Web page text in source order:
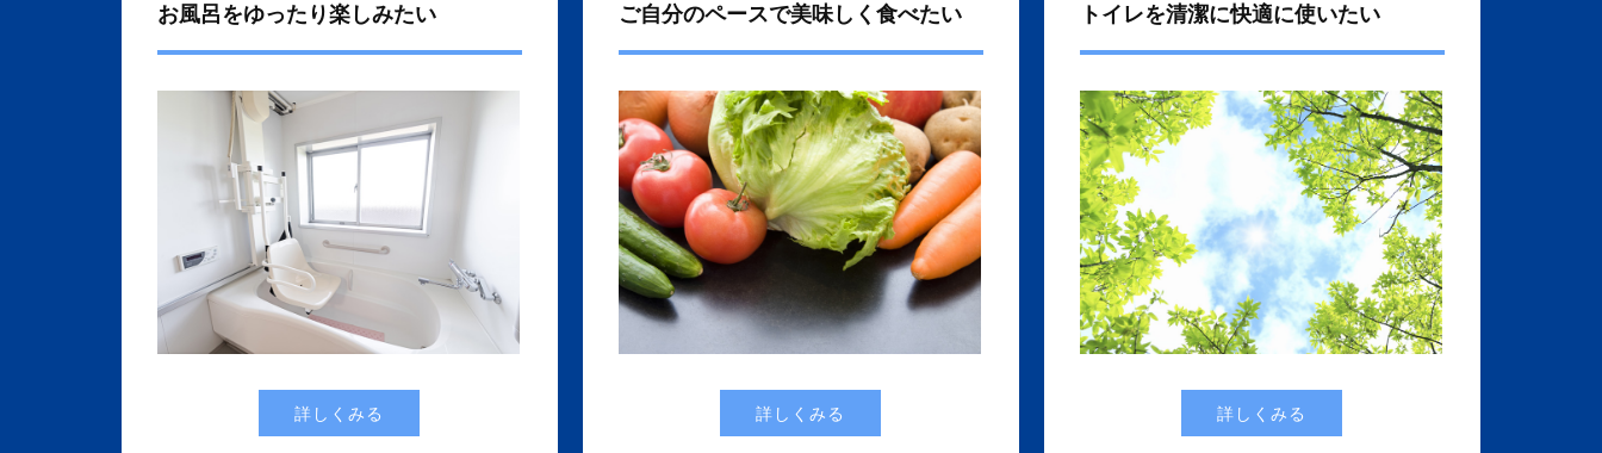
お風呂をゆったり楽しみたい
詳しくみる
ご自分のペースで美味しく食べたい
詳しくみる
トイレを清潔に快適に使いたい
詳しくみる